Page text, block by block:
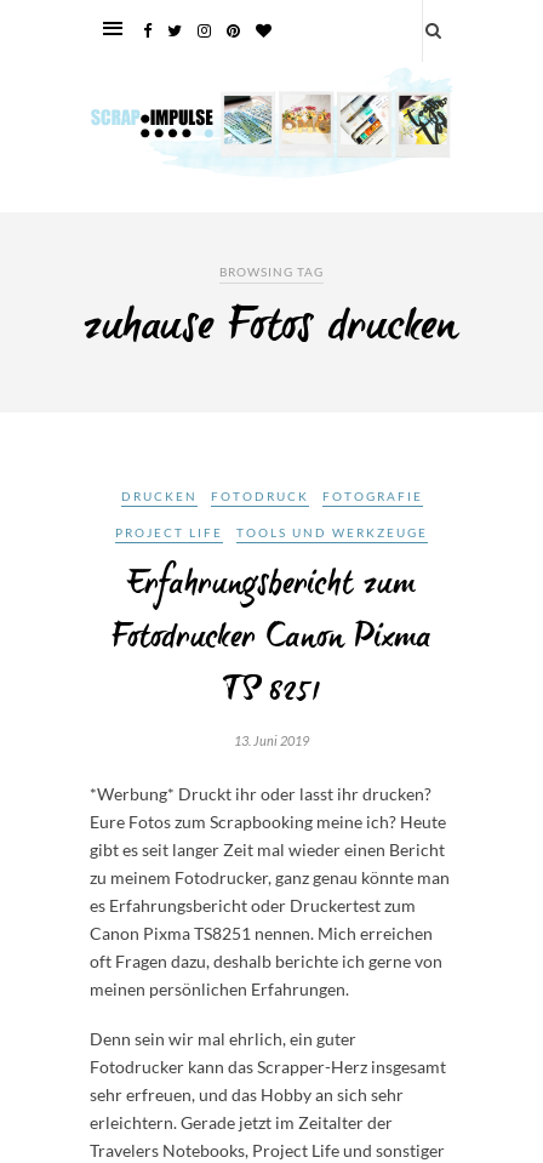
BROWSING TAG
zuhause Fotos drucken
DRUCKEN FOTODRUCK FOTOGRAFIE
PROJECT LIFE TOOLS UND WERKZEUGE
Erfahrungsbericht zum
Fotodrucker Canon Pixma
TS 8251
13. Juni 2019
*Werbung* Druckt ihr oder lasst ihr drucken?
Eure Fotos zum Scrapbooking meine ich? Heute
gibt es seit langer Zeit mal wieder einen Bericht
zu meinem Fotodrucker, ganz genau könnte man
es Erfahrungsbericht oder Druckertest zum
Canon Pixma TS8251 nennen. Mich erreichen
oft Fragen dazu, deshalb berichte ich gerne von
meinen persönlichen Erfahrungen.
Denn sein wir mal ehrlich, ein guter
Fotodrucker kann das Scrapper-Herz insgesamt
sehr erfreuen, und das Hobby an sich sehr
erleichtern. Gerade jetzt im Zeitalter der
Travelers Notebooks, Project Life und sonstiger